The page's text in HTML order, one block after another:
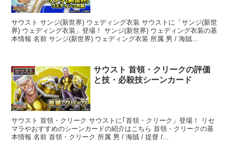
サウスト サンジ(新世界) ウェディング衣装 サウストに「サンジ(新世
界) ウェディング衣装」登場！ サンジ(新世界) ウェディング衣装の基
本情報 名前 サンジ(新世界) ウェディング衣装 所属 男 / 海賊...
サウスト
サウスト 首領・クリークの評価
と技・必殺技シーンカード
サウスト 首領・クリーク サウストに｢首領・クリーク」登場！ リセ
マラやおすすめのシーンカードの紹介はこちら 首領・クリークの基
本情報 名前 首領・クリーク 所属 男 / 海賊 / 提督 /...